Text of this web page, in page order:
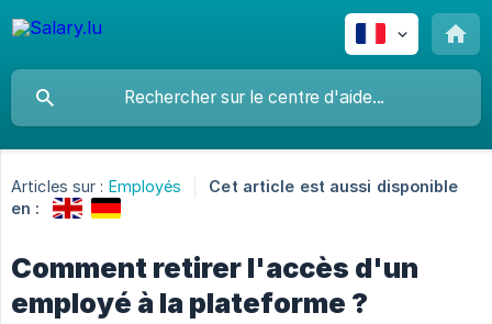
Articles sur : Employés
Cet article est aussi disponible
en :
Comment retirer l'accès d'un
employé à la plateforme ?